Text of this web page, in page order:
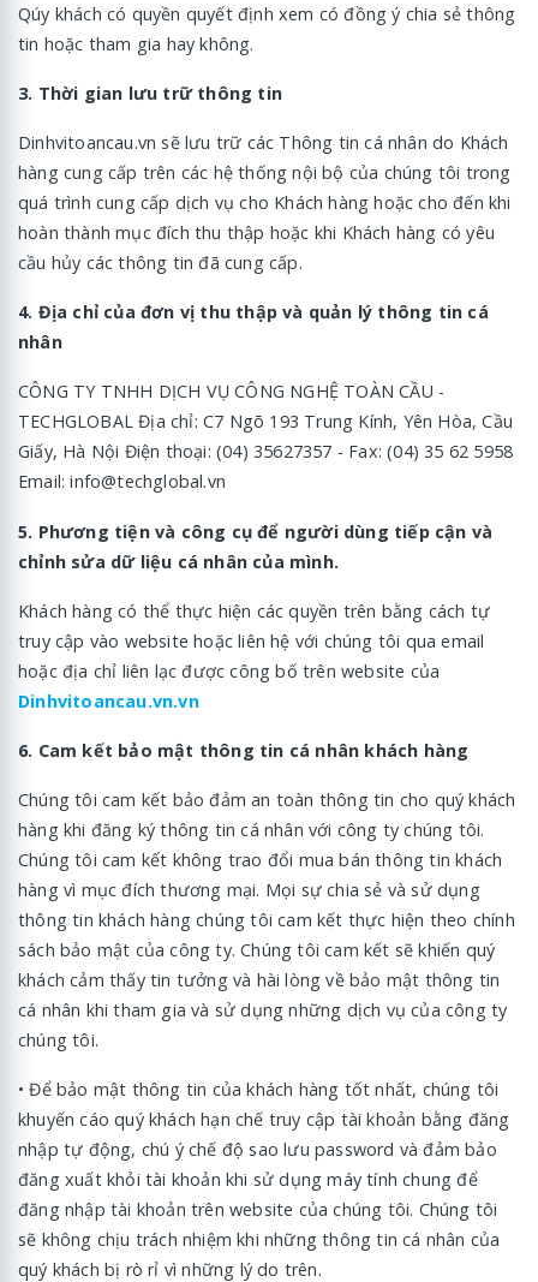
Qúy khách có quyền quyết định xem có đồng ý chia sẻ thông
tin hoặc tham gia hay không.
3. Thời gian lưu trữ thông tin
Dinhvitoancau.vn sẽ lưu trữ các Thông tin cá nhân do Khách
hàng cung cấp trên các hệ thống nội bộ của chúng tôi trong
quá trình cung cấp dịch vụ cho Khách hàng hoặc cho đến khi
hoàn thành mục đích thu thập hoặc khi Khách hàng có yêu
cầu hủy các thông tin đã cung cấp.
4. Địa chỉ của đơn vị thu thập và quản lý thông tin cá
nhân
CÔNG TY TNHH DỊCH VỤ CÔNG NGHỆ TOÀN CẦU -
TECHGLOBAL Địa chỉ: C7 Ngõ 193 Trung Kính, Yên Hòa, Cầu
Giấy, Hà Nội Điện thoại: (04) 35627357 - Fax: (04) 35 62 5958
Email: info@techglobal.vn
5. Phương tiện và công cụ để người dùng tiếp cận và
chỉnh sửa dữ liệu cá nhân của mình.
Khách hàng có thể thực hiện các quyền trên bằng cách tự
truy cập vào website hoặc liên hệ với chúng tôi qua email
hoặc địa chỉ liên lạc được công bố trên website của
Dinhvitoancau.vn.vn
6. Cam kết bảo mật thông tin cá nhân khách hàng
Chúng tôi cam kết bảo đảm an toàn thông tin cho quý khách
hàng khi đăng ký thông tin cá nhân với công ty chúng tôi.
Chúng tôi cam kết không trao đổi mua bán thông tin khách
hàng vì mục đích thương mại. Mọi sự chia sẻ và sử dụng
thông tin khách hàng chúng tôi cam kết thực hiện theo chính
sách bảo mật của công ty. Chúng tôi cam kết sẽ khiến quý
khách cảm thấy tin tưởng và hài lòng về bảo mật thông tin
cá nhân khi tham gia và sử dụng những dịch vụ của công ty
chúng tôi.
• Để bảo mật thông tin của khách hàng tốt nhất, chúng tôi
khuyến cáo quý khách hạn chế truy cập tài khoản bằng đăng
nhập tự động, chú ý chế độ sao lưu password và đảm bảo
đăng xuất khỏi tài khoản khi sử dụng máy tính chung để
đăng nhập tài khoản trên website của chúng tôi. Chúng tôi
sẽ không chịu trách nhiệm khi những thông tin cá nhân của
quý khách bị rò rỉ vì những lý do trên.